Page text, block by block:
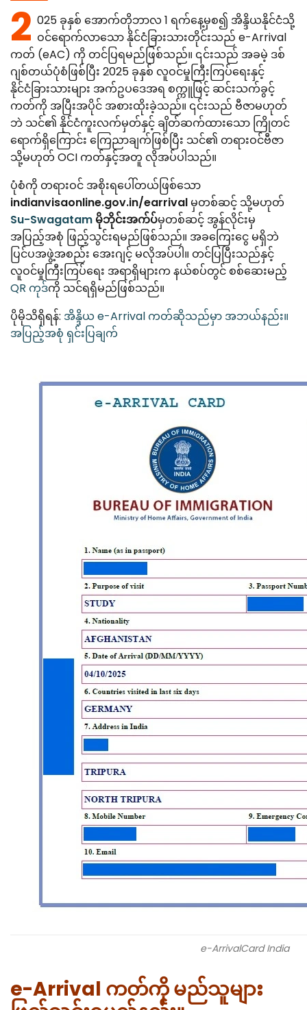
Portal Troubleshooting
Error Correction
Missed Deadline
Australia
Canada
EU Citizens
NRI Guide
Delhi (IGI)
Mumbai
Bangalore
FAQ
Languages
2 025 ခုနှစ် အောက်တိုဘာလ 1 ရက်နေ့မှစ၍ အိန္ဒိယနိုင်ငံသို့
ဝင်ရောက်လာသော နိုင်ငံခြားသားတိုင်းသည် e-Arrival
ကတ် (eAC) ကို တင်ပြရမည်ဖြစ်သည်။ ၎င်းသည် အခမဲ့ ဒစ်
ဂျစ်တယ်ပုံစံဖြစ်ပြီး 2025 ခုနှစ် လူဝင်မှုကြီးကြပ်ရေးနှင့်
နိုင်ငံခြားသားများ အက်ဥပဒေအရ စက္ကူဖြင့် ဆင်းသက်ခွင့်
ကတ်ကို အပြီးအပိုင် အစားထိုးခဲ့သည်။ ၎င်းသည် ဗီဇာမဟုတ်
ဘဲ သင်၏ နိုင်ငံကူးလက်မှတ်နှင့် ချိတ်ဆက်ထားသော ကြိုတင်
ရောက်ရှိကြောင်း ကြေညာချက်ဖြစ်ပြီး သင်၏ တရားဝင်ဗီဇာ
သို့မဟုတ် OCI ကတ်နှင့်အတူ လိုအပ်ပါသည်။
ပုံစံကို တရားဝင် အစိုးရပေါ်တယ်ဖြစ်သော
indianvisaonline.gov.in/earrival မှတစ်ဆင့် သို့မဟုတ်
Su-Swagatam မိုဘိုင်းအက်ပ်မှတစ်ဆင့် အွန်လိုင်းမှ
အပြည့်အစုံ ဖြည့်သွင်းရမည်ဖြစ်သည်။ အခကြေးငွေ မရှိဘဲ
ပြင်ပအဖွဲ့အစည်း အေးဂျင့် မလိုအပ်ပါ။ တင်ပြပြီးသည်နှင့်
လူဝင်မှုကြီးကြပ်ရေး အရာရှိများက နယ်စပ်တွင် စစ်ဆေးမည့်
QR ကုဒ်ကို သင်ရရှိမည်ဖြစ်သည်။
ပိုမိုသိရှိရန်: အိန္ဒိယ e-Arrival ကတ်ဆိုသည်မှာ အဘယ်နည်း။
အပြည့်အစုံ ရှင်းပြချက်
e-ArrivalCard India
e-Arrival ကတ်ကို မည်သူများ